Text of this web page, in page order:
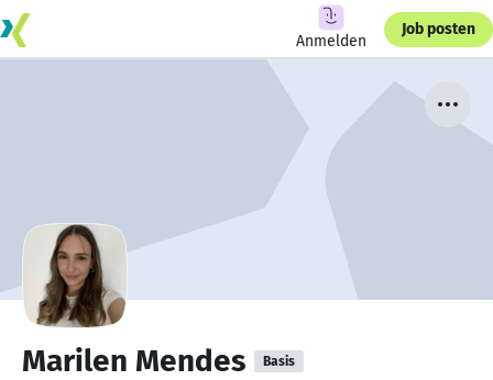
Anmelden
Job posten
Marilen Mendes Basis